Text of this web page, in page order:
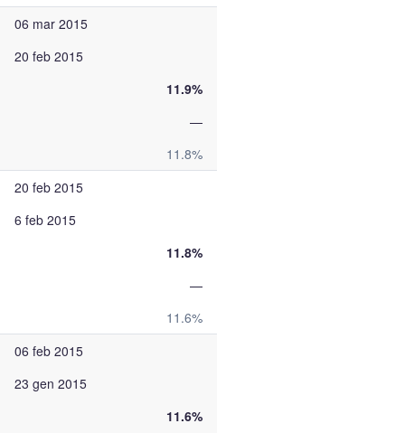
06 mar 2015
20 feb 2015
11.9%
—
11.8%
20 feb 2015
6 feb 2015
11.8%
—
11.6%
06 feb 2015
23 gen 2015
11.6%